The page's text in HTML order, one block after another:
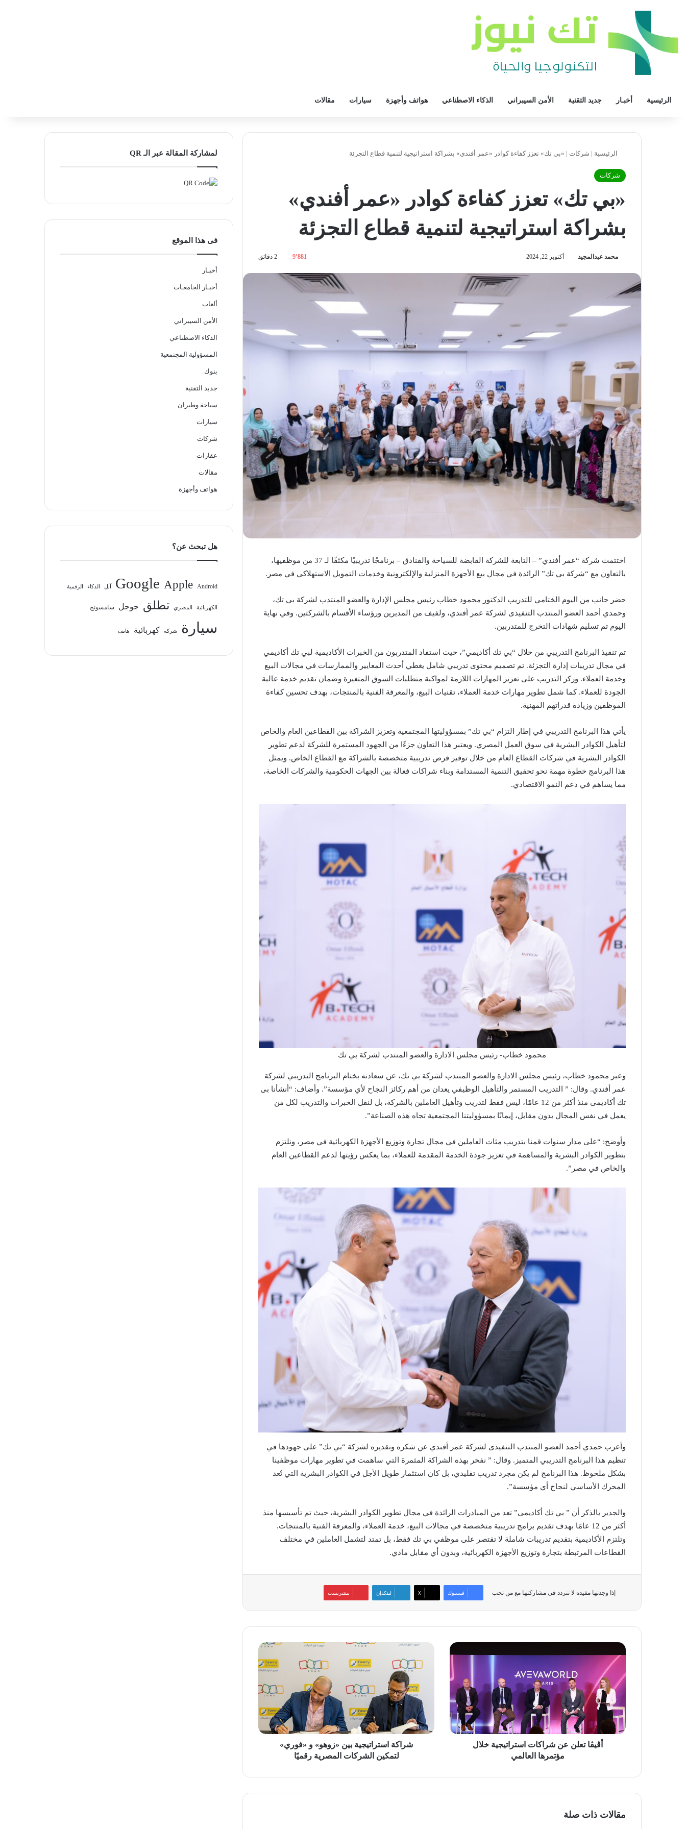
الرئيسية أخبـار جديد التقنية الأمن السيبراني الذكاء الاصطناعي هواتف وأجهزة سيارات مقالات
الرئيسية | شركات | «بي تك» تعزز كفاءة كوادر «عمر أفندي» بشراكة استراتيجية لتنمية قطاع التجزئة
شركات
«بي تك» تعزز كفاءة كوادر «عمر أفندي»
بشراكة استراتيجية لتنمية قطاع التجزئة
محمد عبدالمجيد أكتوبر 22, 2024 9٬881
اختتمت شركة “عمر أفندي” – التابعة للشركة القابضة للسياحة والفنادق – برنامجًا تدريبيًا مكثفًا لـ 37 من موظفيها،
بالتعاون مع “شركة بي تك” الرائدة في مجال بيع الأجهزة المنزلية والإلكترونية وخدمات التمويل الاستهلاكي في مصر.
حضر جانب من اليوم الختامي للتدريب الدكتور محمود خطاب رئيس مجلس الإدارة والعضو المنتدب لشركة بي تك،
وحمدي أحمد العضو المنتدب التنفيذى لشركة عمر أفندي، ولفيف من المديرين ورؤساء الأقسام بالشركتين. وفي نهاية
اليوم تم تسليم شهادات التخرج للمتدربين.
تم تنفيذ البرنامج التدريبي من خلال “بي تك أكاديمي”، حيث استفاد المتدربون من الخبرات الأكاديمية لبي تك أكاديمي
في مجال تدريبات إدارة التجزئة. تم تصميم محتوى تدريبي شامل يغطي أحدث المعايير والممارسات في مجالات البيع
وخدمة العملاء. وركز التدريب على تعزيز المهارات اللازمة لمواكبة متطلبات السوق المتغيرة وضمان تقديم خدمة عالية
الجودة للعملاء. كما شمل تطوير مهارات خدمة العملاء، تقنيات البيع، والمعرفة الفنية بالمنتجات، بهدف تحسين كفاءة
الموظفين وزيادة قدراتهم المهنية.
يأتي هذا البرنامج التدريبي في إطار التزام “بي تك” بمسؤوليتها المجتمعية وتعزيز الشراكة بين القطاعين العام والخاص
لتأهيل الكوادر البشرية في سوق العمل المصري. ويعتبر هذا التعاون جزءًا من الجهود المستمرة للشركة لدعم تطوير
الكوادر البشرية في شركات القطاع العام من خلال توفير فرص تدريبية متخصصة بالشراكة مع القطاع الخاص. ويمثل
هذا البرنامج خطوة مهمة نحو تحقيق التنمية المستدامة وبناء شراكات فعالة بين الجهات الحكومية والشركات الخاصة،
مما يساهم في دعم النمو الاقتصادي.
محمود خطاب- رئيس مجلس الادارة والعضو المنتدب لشركة بي تك
وعبر محمود خطاب، رئيس مجلس الادارة والعضو المنتدب لشركة بي تك، عن سعادته بختام البرنامج التدريبي لشركة
عمر أفندي. وقال: ” التدريب المستمر والتأهيل الوظيفي يعدان من أهم ركائز النجاح لأي مؤسسة”. وأضاف: “أنشأنا بى
تك أكاديمى منذ أكثر من 12 عامًا، ليس فقط لتدريب وتأهيل العاملين بالشركة، بل لنقل الخبرات والتدريب لكل من
يعمل في نفس المجال بدون مقابل، إيمانًا بمسؤوليتنا المجتمعية تجاه هذه الصناعة”.
وأوضح: “على مدار سنوات قمنا بتدريب مئات العاملين في مجال تجارة وتوزيع الأجهزة الكهربائية في مصر، ونلتزم
بتطوير الكوادر البشرية والمساهمة في تعزيز جودة الخدمة المقدمة للعملاء، بما يعكس رؤيتها لدعم القطاعين العام
والخاص في مصر”.
وأعرب حمدي أحمد العضو المنتدب التنفيذى لشركة عمر أفندي عن شكره وتقديره لشركة “بي تك” على جهودها في
تنظيم هذا البرنامج التدريبي المتميز. وقال: ” نفخر بهذه الشراكة المثمرة التي ساهمت في تطوير مهارات موظفينا
بشكل ملحوظ. هذا البرنامج لم يكن مجرد تدريب تقليدي، بل كان استثمار طويل الأجل في الكوادر البشرية التي تُعد
المحرك الأساسي لنجاح أي مؤسسة”.
والجدير بالذكر أن ” بي تك أكاديمى” تعد من المبادرات الرائدة في مجال تطوير الكوادر البشرية، حيث تم تأسيسها منذ
أكثر من 12 عامًا بهدف تقديم برامج تدريبية متخصصة في مجالات البيع، خدمة العملاء، والمعرفة الفنية بالمنتجات.
وتلتزم الأكاديمية بتقديم تدريبات شاملة لا تقتصر على موظفي بي تك فقط، بل تمتد لتشمل العاملين في مختلف
القطاعات المرتبطة بتجارة وتوزيع الأجهزة الكهربائية، وبدون أي مقابل مادي.
إذا وجدتها مفيدة لا تتردد فى مشاركتها مع من تحب فيسبوك ‫X لينكدإن بينتيريست
أڤيڤا
تعلن
شراكات
استراتيجية
خلال
مؤتمرها
العالمي
أڤيڤا تعلن عن شراكات استراتيجية خلال
مؤتمرها العالمي
شراكة
«فوري»
لتمكين
الشركات
المصرية
شراكة استراتيجية بين «زوهو» و «فوري»
لتمكين الشركات المصرية رقميًا
مقالات ذات صلة
لمشاركة المقالة عبر الـ QR
فى هذا الموقع
أخبـار
أخبـار الجامعـات
ألعاب
الأمن السيبراني
الذكاء الاصطناعي
المسؤولية المجتمعية
بنوك
جديد التقنية
سياحة وطيران
سيارات
شركات
عقارات
مقالات
هواتف وأجهزة
هل تبحث عن؟
Android
Apple
Google آبل الذكاء الرقمية
الكهربائية المصري تطلق جوجل سامسونج
سيارة شركة كهربائية هاتف